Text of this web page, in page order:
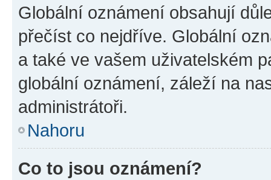
Globální oznámení obsahují
přečíst co nejdříve. Globální
a také ve vašem uživatelském
globální oznámení, záleží na
administrátoři.
Nahoru
Co to jsou oznámení?